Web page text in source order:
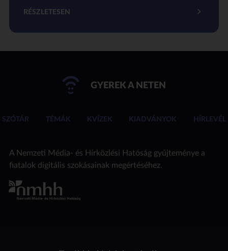
RÉSZLETESEN
GYEREK A NETEN
SZÓTÁR TÉMÁK KVÍZEK KIADVÁNYOK HÍRLEVÉL
A Nemzeti Média- és Hírközlési Hatóság gyűjteménye a
fiatalok digitális szokásainak megértéséhez.